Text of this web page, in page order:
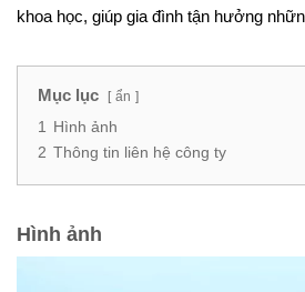
khoa học, giúp gia đình tận hưởng
Mục lục ẩn
1
Hình ảnh
2 Thông tin liên hệ công ty
Hình ảnh